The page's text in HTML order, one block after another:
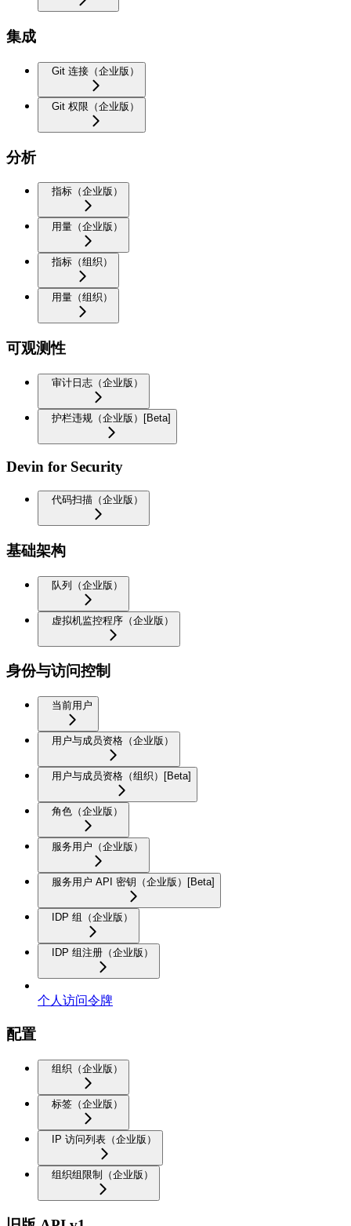
集成
Git 连接（企业版）
Git 权限（企业版）
分析
指标（企业版）
用量（企业版）
指标（组织）
用量（组织）
可观测性
审计日志（企业版）
护栏违规（企业版）[Beta]
Devin for Security
代码扫描（企业版）
基础架构
队列（企业版）
虚拟机监控程序（企业版）
身份与访问控制
当前用户
用户与成员资格（企业版）
用户与成员资格（组织）[Beta]
角色（企业版）
服务用户（企业版）
服务用户 API 密钥（企业版）[Beta]
IDP 组（企业版）
IDP 组注册（企业版）
个人访问令牌
配置
组织（企业版）
标签（企业版）
IP 访问列表（企业版）
组织组限制（企业版）